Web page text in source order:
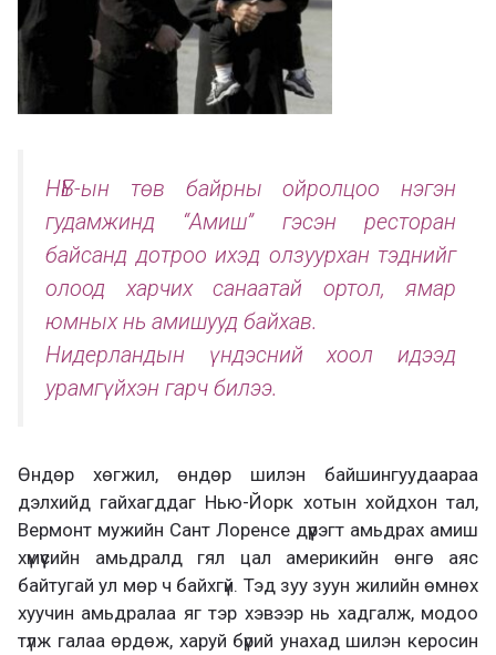
НҮБ-ын төв байрны ойролцоо нэгэн
гудамжинд “Амиш” гэсэн ресторан
байсанд дотроо ихэд олзуурхан тэднийг
олоод харчих санаатай ортол, ямар
юмных нь амишууд байхав.
Нидерландын үндэсний хоол идээд
урамгүйхэн гарч билээ.
Өндөр хөгжил, өндөр шилэн байшингуудаараа
дэлхийд гайхагддаг Нью-Йорк хотын хойдхон тал,
Вермонт мужийн Сант Лоренсе дүүрэгт амьдрах амиш
хүмүүсийн амьдралд гял цал америкийн өнгө аяс
байтугай ул мөр ч байхгүй. Тэд зуу зуун жилийн өмнөх
хуучин амьдралаа яг тэр хэвээр нь хадгалж, модоо
түлж галаа өрдөж, харуй бүрий унахад шилэн керосин